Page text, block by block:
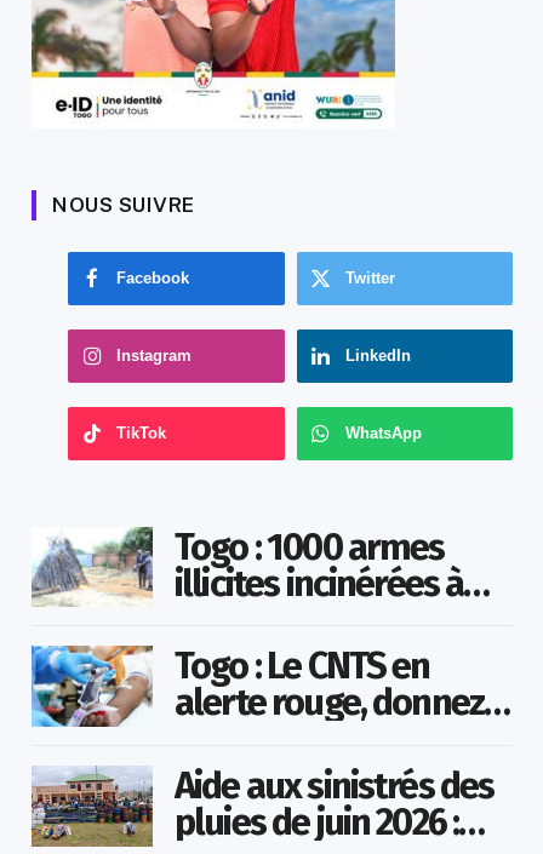
NOUS SUIVRE
Facebook Twitter
Instagram LinkedIn
TikTok WhatsApp
Togo : 1000 armes
illicites incinérées à
Togo : Le CNTS en
alerte rouge, donnez
sauver des vies !
Aide aux sinistrés des
pluies de juin 2026 :